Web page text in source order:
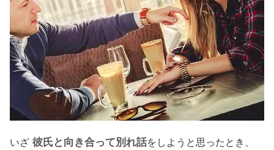
いざ 彼氏と向き合って別れ話をしようと思ったとき、